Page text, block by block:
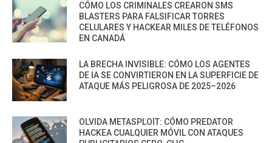
CÓMO LOS CRIMINALES CREARON SMS
BLASTERS PARA FALSIFICAR TORRES
CELULARES Y HACKEAR MILES DE TELÉFONOS
EN CANADÁ
LA BRECHA INVISIBLE: CÓMO LOS AGENTES
DE IA SE CONVIRTIERON EN LA SUPERFICIE DE
ATAQUE MÁS PELIGROSA DE 2025–2026
OLVIDA METASPLOIT: CÓMO PREDATOR
HACKEA CUALQUIER MÓVIL CON ATAQUES